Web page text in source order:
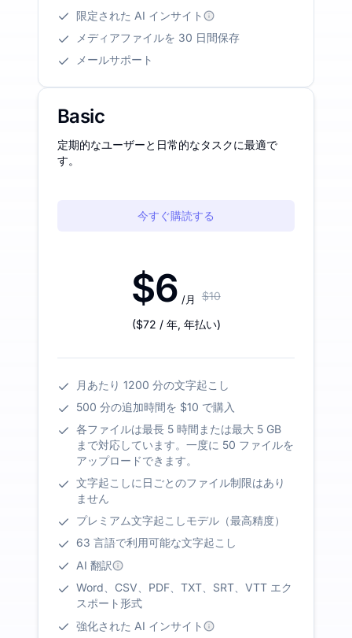
限定された AI インサイト
メディアファイルを 30 日間保存
メールサポート
Basic
定期的なユーザーと日常的なタスクに最適で
す。
今すぐ購読する
$6 /月 $10
($72 / 年, 年払い)
月あたり 1200 分の文字起こし
500 分の追加時間を $10 で購入
各ファイルは最長 5 時間または最大 5 GB
まで対応しています。一度に 50 ファイルを
アップロードできます。
文字起こしに日ごとのファイル制限はあり
ません
プレミアム文字起こしモデル（最高精度）
63 言語で利用可能な文字起こし
AI 翻訳
Word、CSV、PDF、TXT、SRT、VTT エク
スポート形式
強化された AI インサイト